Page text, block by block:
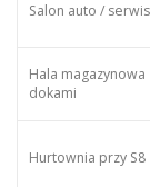
Salon auto / serwis
Hala magazynowa
dokami
Hurtownia przy S8